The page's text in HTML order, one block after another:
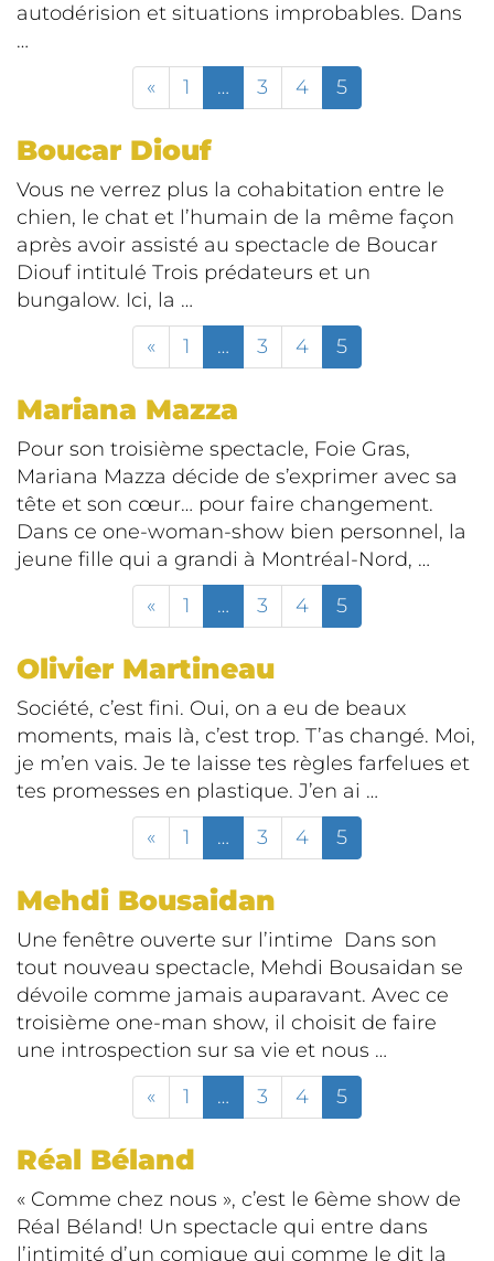
autodérision et situations improbables. Dans
…
«
1 … 3 4 5
Boucar Diouf
Vous ne verrez plus la cohabitation entre le
chien, le chat et l’humain de la même façon
après avoir assisté au spectacle de Boucar
Diouf intitulé Trois prédateurs et un
bungalow. Ici, la …
«
1 … 3 4 5
Mariana Mazza
Pour son troisième spectacle, Foie Gras,
Mariana Mazza décide de s’exprimer avec sa
tête et son cœur… pour faire changement.
Dans ce one-woman-show bien personnel, la
jeune fille qui a grandi à Montréal-Nord, …
«
1 … 3 4 5
Olivier Martineau
Société, c’est fini. Oui, on a eu de beaux
moments, mais là, c’est trop. T’as changé. Moi,
je m’en vais. Je te laisse tes règles farfelues et
tes promesses en plastique. J’en ai …
«
1 … 3 4 5
Mehdi Bousaidan
Une fenêtre ouverte sur l’intime Dans son
tout nouveau spectacle, Mehdi Bousaidan se
dévoile comme jamais auparavant. Avec ce
troisième one-man show, il choisit de faire
une introspection sur sa vie et nous …
«
1 … 3 4 5
Réal Béland
« Comme chez nous », c’est le 6ème show de
Réal Béland! Un spectacle qui entre dans
l’intimité d’un comique qui comme le dit la